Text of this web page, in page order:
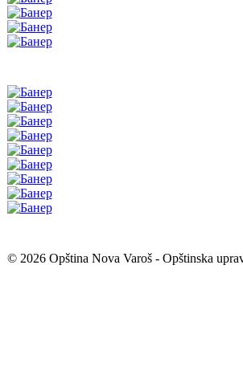
© 2026 Opština Nova Varoš - Opštinska